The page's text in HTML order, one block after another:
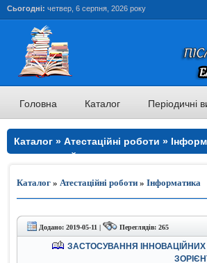
Сьогодні: четвер, 6 серпня, 2026 року
Головна Каталог Періодичні
Каталог » Атестаційні роботи »
Каталог » Атестаційні роботи » Інформатика
Додано: 2019-05-11 | Переглядів: 265
ЗАСТОСУВАННЯ